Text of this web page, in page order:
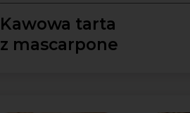
Kawowa tarta
z mascarpone